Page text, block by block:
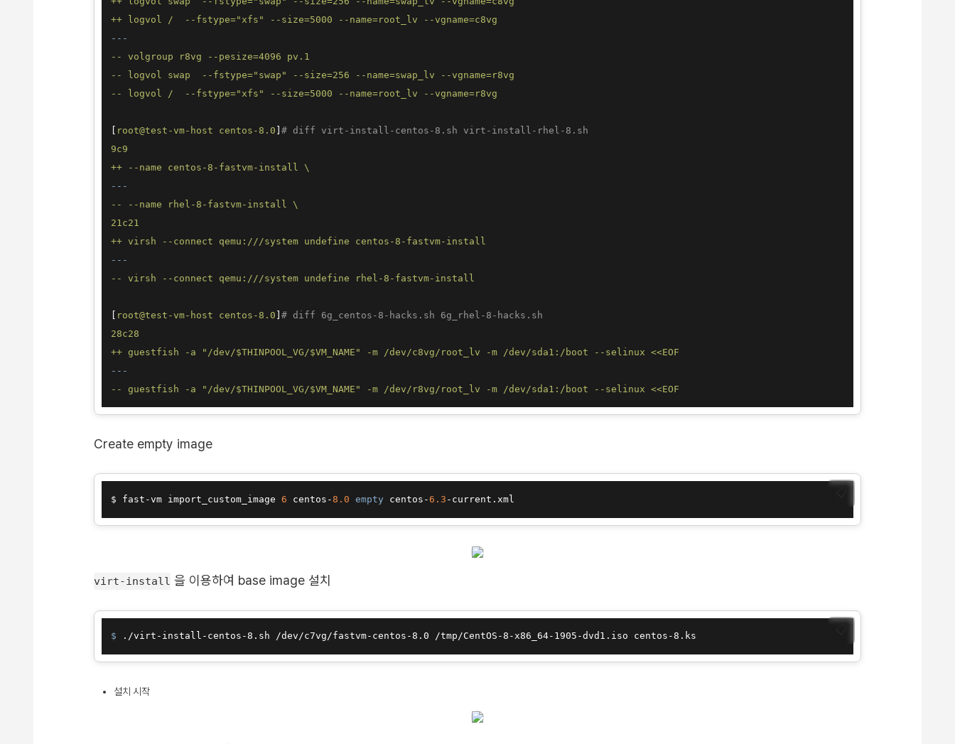
++
logvol / --fstype="xfs" --size=5000 --name=root_lv
--vgname=c8vg
---
--
volgroup r8vg --pesize=4096
pv.1
--
logvol swap --fstype="swap" --size=256 --name=swap_lv
--vgname=r8vg
--
logvol / --fstype="xfs" --size=5000 --name=root_lv --vgname=r8vg
root@test-vm-host centos-8.0 # diff virt-install-centos-8.sh virt-install-rhel-8.sh
9c9
++
--name centos-8-fastvm-install
\
---
--
--name rhel-8-fastvm-install
\
21c21
++ virsh --connect qemu:///system undefine
centos-8-fastvm-install
---
--
virsh --connect qemu:///system undefine rhel-8-fastvm-install
root@test-vm-host centos-8.0 # diff 6g_centos-8-hacks.sh 6g_rhel-8-hacks.sh
28c28
++ guestfish -a "/dev/$THINPOOL_VG/$VM_NAME" -m /dev/c8vg/root_lv -m /dev/sda1:/boot --selinux <<EOF
---
--
guestfish -a "/dev/$THINPOOL_VG/$VM_NAME" -m /dev/r8vg/root_lv -m /dev/sda1:/boot --selinux <<EOF
Create empty image
$ fast-vm import_custom_image 6 centos-8.0 empty centos-6.3
virt-install 을 이용하여 base image 설치
$ ./virt-install-centos-8.sh /dev/c7vg/fastvm-centos-8.0 /tmp/CentOS-8-x86_64-1905-dvd1.iso centos-8.ks
설치 시작